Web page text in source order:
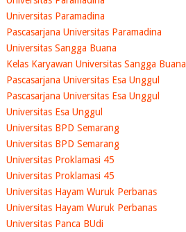
Universitas Paramadina
Pascasarjana Universitas Paramadina
Universitas Sangga Buana
Kelas Karyawan Universitas Sangga Buana
Pascasarjana Universitas Esa Unggul
Pascasarjana Universitas Esa Unggul
Universitas Esa Unggul
Universitas BPD Semarang
Universitas BPD Semarang
Universitas Proklamasi 45
Universitas Proklamasi 45
Universitas Hayam Wuruk Perbanas
Universitas Hayam Wuruk Perbanas
Universitas Panca BUdi